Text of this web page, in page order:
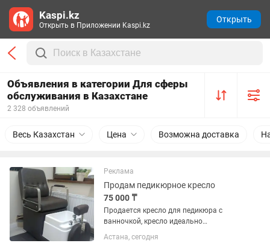
Объявления в категории Для сферы
обслуживания в Казахстане
2 328 объявлений
Весь Казахстан Цена Возможна доставка
Реклама
Продам педикюрное кресло
75 000 ₸
Продается кресло для педикюра с
ванночкой, кресло идеально
функционирует, без царапин и изъян к
креслу прилагается насос ,что
Астана, сегодня
Kaspi.kz
Открыть в Приложении Kaspi.kz
Открыть